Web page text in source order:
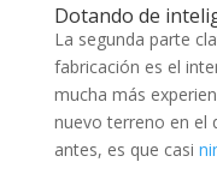
Dotando de
La segunda parte
fabricación es el
mucha más
nuevo terreno en el
antes, es que casi